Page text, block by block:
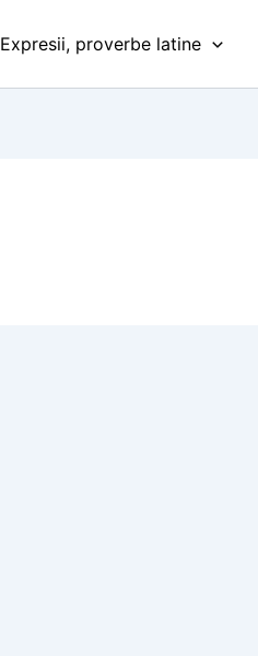
Expresii, proverbe latine